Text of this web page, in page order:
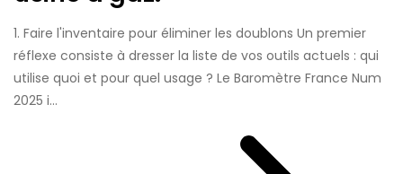
1. Faire l'inventaire pour éliminer les doublons Un premier
réflexe consiste à dresser la liste de vos outils actuels : qui
utilise quoi et pour quel usage ? Le Baromètre France Num
2025 i...